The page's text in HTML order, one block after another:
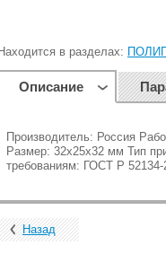
Находится в разделах:
Описание
Производитель: Россия
Размер: 32х25х32 мм Тип
требованиям: ГОСТ Р 52134-
Назад